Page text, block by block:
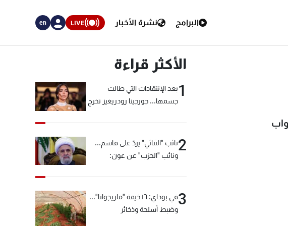
البرامج نشرة الأخبار LIVE
en
الأكثر قراءة
1بعد الإنتقادات التي طالت
جسمها... جورجينا رودريغيز تخرج
2نائب "الثنائي" يردّ على قاسم...
ونائب "الحزب" عن عون:
3
في بوداي: ١٦ خيمة "ماريجوانا"...
وضبط أسلحة وذخائر